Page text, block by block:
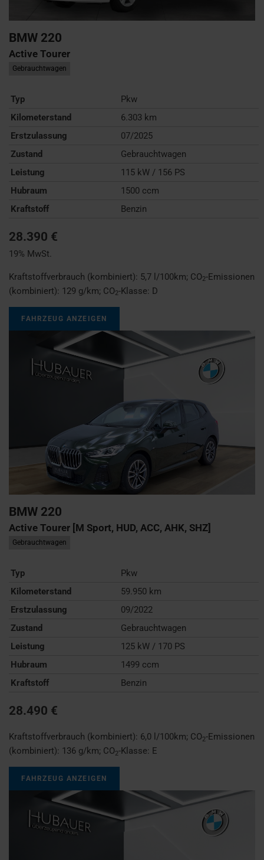
BMW 220
Active Tourer
Gebrauchtwagen
Typ
Pkw
Kilometerstand
6.303 km
Erstzulassung
07/2025
Zustand
Gebrauchtwagen
Leistung
115 kW / 156 PS
Hubraum
1500 ccm
Kraftstoff
Benzin
28.390 €
19% MwSt.
Kraftstoffverbrauch (kombiniert): 5,7 l/100km; CO2-Emissionen
(kombiniert): 129 g/km; CO2-Klasse: D
FAHRZEUG ANZEIGEN
BMW 220
Active Tourer [M Sport, HUD, ACC, AHK, SHZ]
Gebrauchtwagen
Typ
Pkw
Kilometerstand
59.950 km
Erstzulassung
09/2022
Zustand
Gebrauchtwagen
Leistung
125 kW / 170 PS
Hubraum
1499 ccm
Kraftstoff
Benzin
28.490 €
Kraftstoffverbrauch (kombiniert): 6,0 l/100km; CO2-Emissionen
(kombiniert): 136 g/km; CO2-Klasse: E
FAHRZEUG ANZEIGEN